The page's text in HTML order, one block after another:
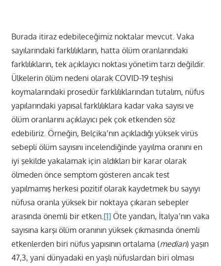
Burada itiraz edebileceğimiz noktalar mevcut. Vaka
sayılarındaki farklılıkların, hatta ölüm oranlarındaki
farklılıkların, tek açıklayıcı noktası yönetim tarzı değildir.
Ülkelerin ölüm nedeni olarak COVID-19 teşhisi
koymalarındaki prosedür farklılıklarından tutalım, nüfus
yapılarındaki yapısal farklılıklara kadar vaka sayısı ve
ölüm oranlarını açıklayıcı pek çok etkenden söz
edebiliriz. Örneğin, Belçika’nın açıkladığı yüksek virüs
sebepli ölüm sayısını incelendiğinde yayılma oranını en
iyi şekilde yakalamak için aldıkları bir karar olarak
ölmeden önce semptom gösteren ancak test
yapılmamış herkesi pozitif olarak kaydetmek bu sayıyı
nüfusa oranla yüksek bir noktaya çıkaran sebepler
arasında önemli bir etken.[1]Öte yandan, İtalya’nın vaka
sayısına karşı ölüm oranının yüksek çıkmasında önemli
etkenlerden biri nüfus yapısının ortalama (median) yaşın
47,3, yani dünyadaki en yaşlı nüfuslardan biri olması